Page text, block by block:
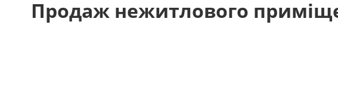
Продаж нежитлового